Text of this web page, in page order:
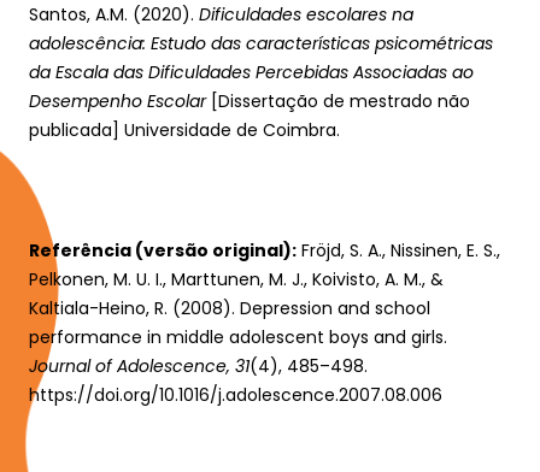
Santos, A.M. (2020). Dificuldades escolares na
adolescência: Estudo das características psicométricas
da Escala das Dificuldades Percebidas Associadas ao
Desempenho Escolar [Dissertação de mestrado não
publicada] Universidade de Coimbra.
Referência (versão original): Fröjd, S. A., Nissinen, E. S.,
Pelkonen, M. U. I., Marttunen, M. J., Koivisto, A. M., &
Kaltiala-Heino, R. (2008). Depression and school
Journal of Adolescence, 31
https://doi.org/10.1016/j.adolescence.2007.08.006